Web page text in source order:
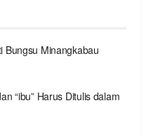
Bungsu Minangkabau
“ibu” Harus Ditulis dalam